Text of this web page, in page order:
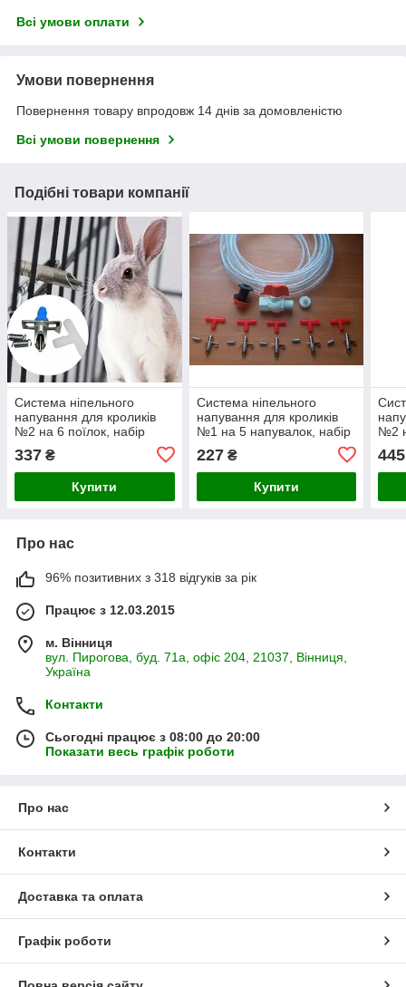
Всі умови оплати
Умови повернення
Повернення товару впродовж 14 днів за домовленістю
Всі умови повернення
Подібні товари компанії
Система ніпельного
напування для кроликів
№2 на 6 поїлок, набір
337 ₴
Купити
Система ніпельного
напування для кроликів
№1 на 5 напувалок, набір
227₴
Купити
№2
445
Про нас
96% позитивних з 318 відгуків за рік
Працює з 12.03.2015
м. Вінниця
вул. Пирогова, буд. 71а, офіс 204, 21037, Вінниця,
Україна
Контакти
Сьогодні працює з 08:00 до 20:00
Показати весь графік роботи
Про нас
Контакти
Доставка та оплата
Графік роботи